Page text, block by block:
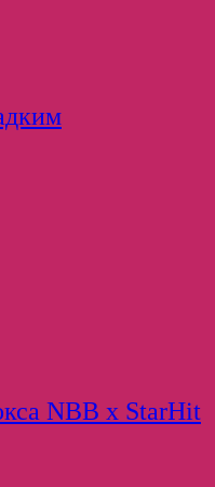
NBB x StarHit